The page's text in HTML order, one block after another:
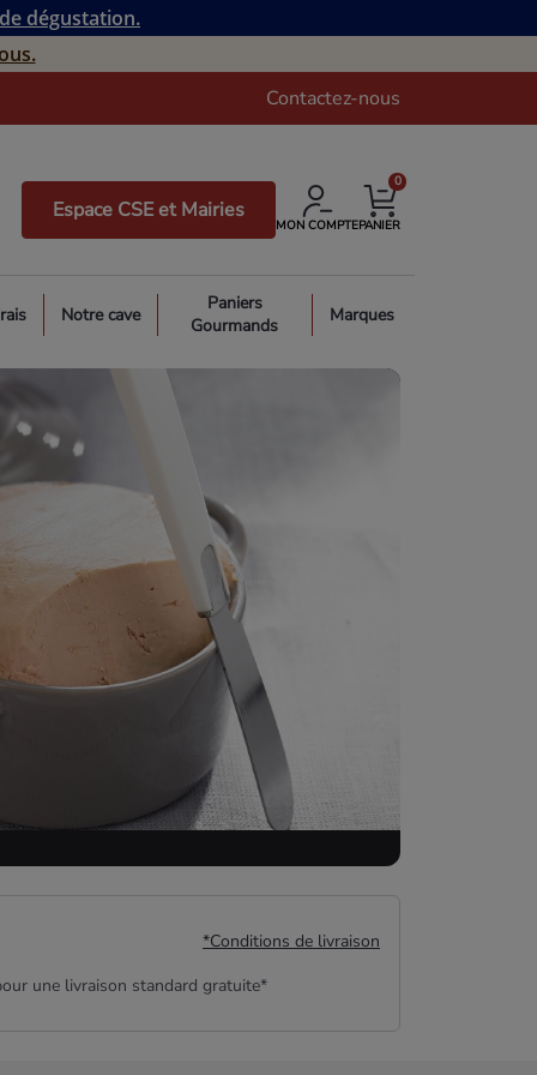
dégustation.
Contactez-nous
Espace CSE et Mairies
MON COMPTEPANIER
0
Notre cave
Paniers
Gourmands
Marques
*Conditions de livraison
une livraison standard gratuite*